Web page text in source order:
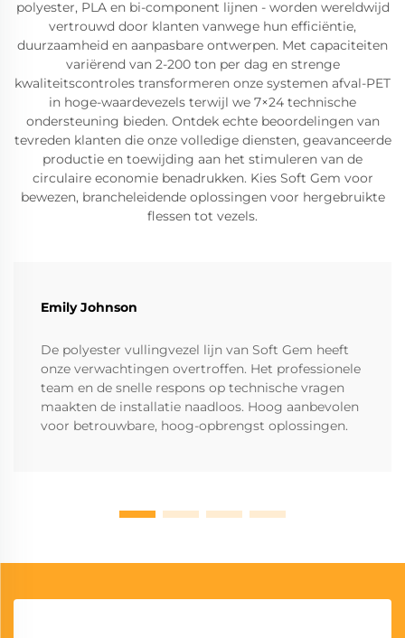
polyester, PLA en bi-component lijnen - worden wereldwijd
vertrouwd door klanten vanwege hun efficiëntie,
duurzaamheid en aanpasbare ontwerpen. Met capaciteiten
variërend van 2-200 ton per dag en strenge
kwaliteitscontroles transformeren onze systemen afval-PET
in hoge-waardevezels terwijl we 7×24 technische
ondersteuning bieden. Ontdek echte beoordelingen van
tevreden klanten die onze volledige diensten, geavanceerde
productie en toewijding aan het stimuleren van de
circulaire economie benadrukken. Kies Soft Gem voor
bewezen, brancheleidende oplossingen voor hergebruikte
flessen tot vezels.
Emily Johnson
De polyester vullingvezel lijn van Soft Gem heeft
onze verwachtingen overtroffen. Het professionele
team en de snelle respons op technische vragen
maakten de installatie naadloos. Hoog aanbevolen
voor betrouwbare, hoog-opbrengst oplossingen.